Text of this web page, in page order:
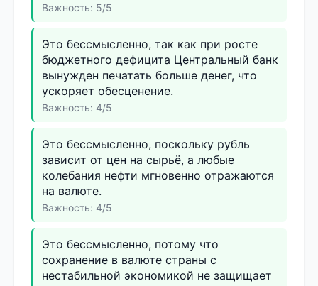
Важность: 5/5
Это бессмысленно, так как при росте
бюджетного дефицита Центральный банк
вынужден печатать больше денег, что
ускоряет обесценение.
Важность: 4/5
Это бессмысленно, поскольку рубль
зависит от цен на сырьё, а любые
колебания нефти мгновенно отражаются
на валюте.
Важность: 4/5
Это бессмысленно, потому что
сохранение в валюте страны с
нестабильной экономикой не защищает